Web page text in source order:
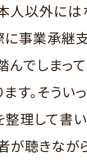
人以外に
に事業承継
んでしまっ
す。そうい
理して書い
が聴きなが